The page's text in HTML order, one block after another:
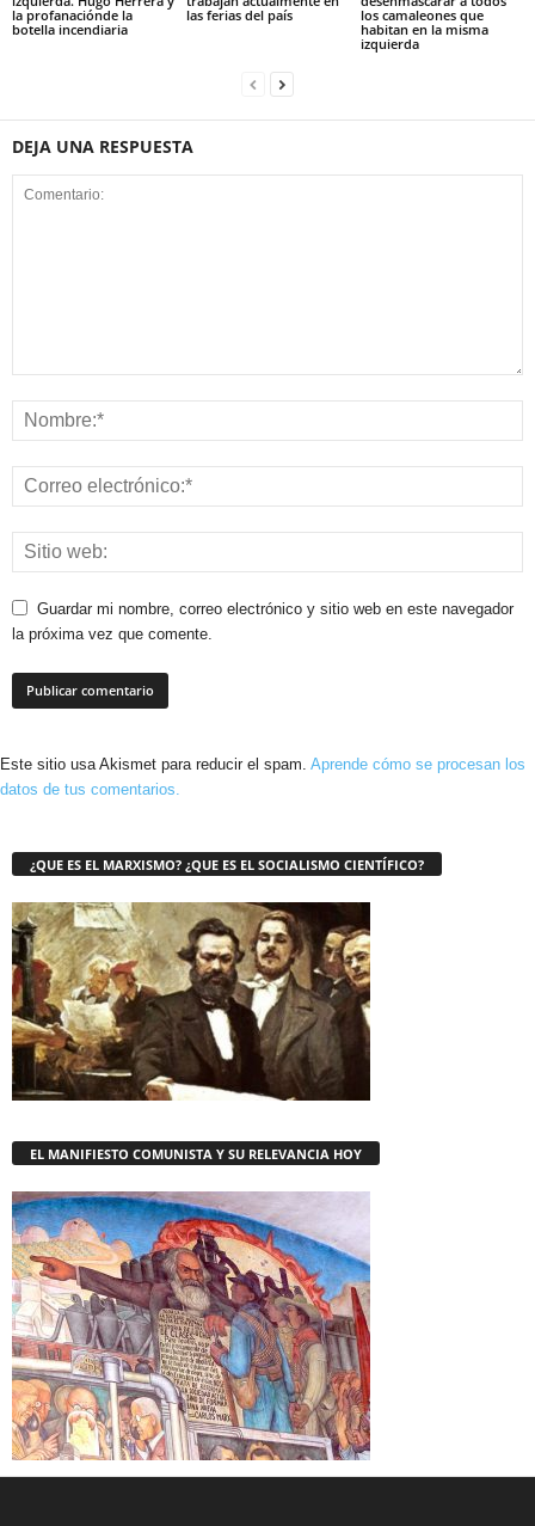
la profanaciónde la
botella incendiaria
las ferias del país
los camaleones que
habitan en la misma
izquierda
DEJA UNA RESPUESTA
Guardar mi nombre, correo electrónico y sitio web en este navegador
la próxima vez que comente.
Este sitio usa Akismet para reducir el spam. Aprende cómo se procesan los
datos de tus comentarios.
¿QUE ES EL MARXISMO? ¿QUE ES EL SOCIALISMO CIENTÍFICO?
EL MANIFIESTO COMUNISTA Y SU RELEVANCIA HOY